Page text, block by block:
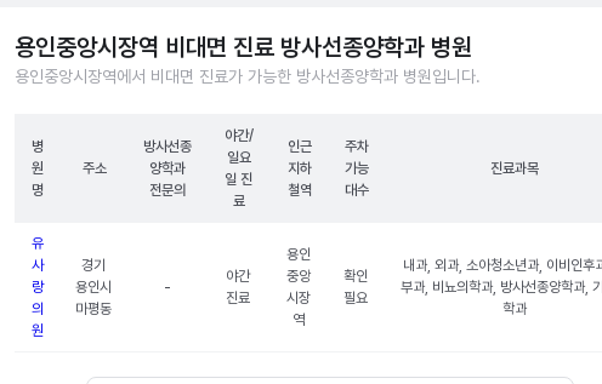
용인중앙시장역 비대면 진료 방사선종양학과 병원
용인중앙시장역에서 비대면 진료가 가능한 방사선종양학과 병원입니다.
병
원
명
주소
방사선종
양학과
전문의
야간/
일요
일 진
료
인근
지하
철역
주차
가능
대수
진료과목
유
사
랑
의
원
경기
용인시
마평동
-
야간
진료
용인
중앙
시장
역
확인
필요
내과, 외과, 소아청소년과, 이비인후
부과, 비뇨의학과, 방사선종양학과,
학과